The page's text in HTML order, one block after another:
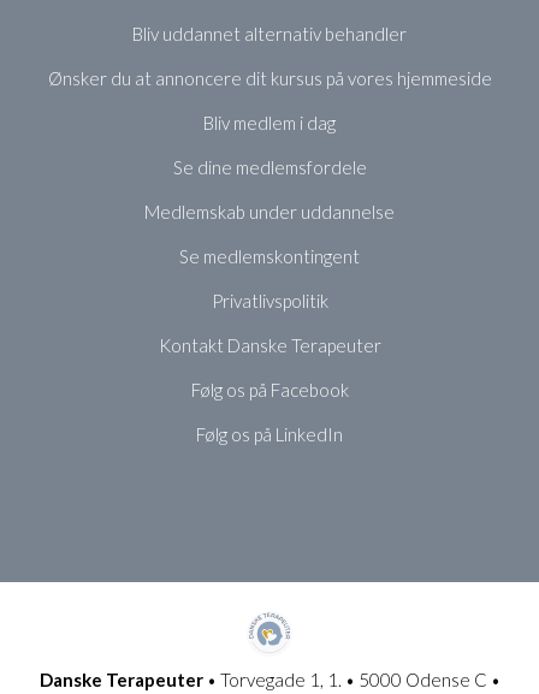
Bliv uddannet alternativ behandler
Ønsker du at annoncere dit kursus på vores hjemmeside
Bliv medlem i dag
Se dine medlemsfordele
Medlemskab under uddannelse
Se medlemskontingent
Privatlivspolitik
Kontakt Danske Terapeuter
Følg os på Facebook
Følg os på LinkedIn
Danske Terapeuter• Torvegade 1, 1. • 5000 Odense C •